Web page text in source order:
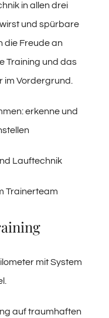
in allen drei
und spürbare
die Freude an
Training und das
im Vordergrund.
erkenne und
Lauftechnik
Trainerteam
mit System
auf traumhaften